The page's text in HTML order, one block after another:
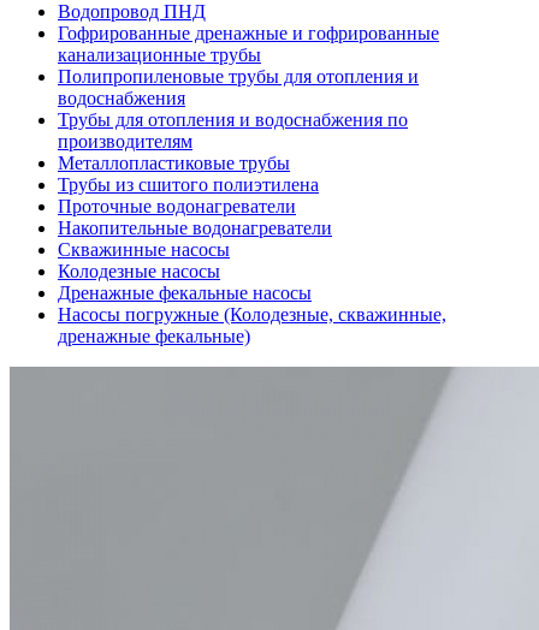
Водопровод ПНД
Гофрированные дренажные и гофрированные
канализационные трубы
Полипропиленовые трубы для отопления и
водоснабжения
Трубы для отопления и водоснабжения по
производителям
Металлопластиковые трубы
Трубы из сшитого полиэтилена
Проточные водонагреватели
Накопительные водонагреватели
Скважинные насосы
Колодезные насосы
Дренажные фекальные насосы
Насосы погружные (Колодезные, скважинные,
дренажные фекальные)